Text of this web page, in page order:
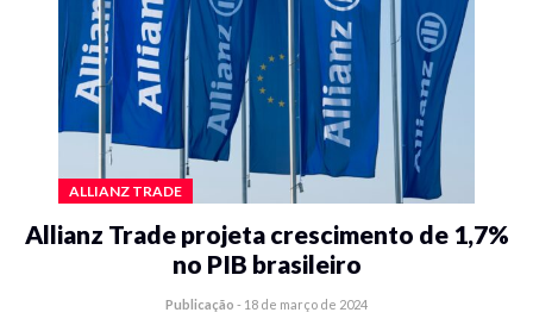
ALLIANZ TRADE
Allianz Trade projeta crescimento de 1,7%
no PIB brasileiro
Publicação - 18 de março de 2024